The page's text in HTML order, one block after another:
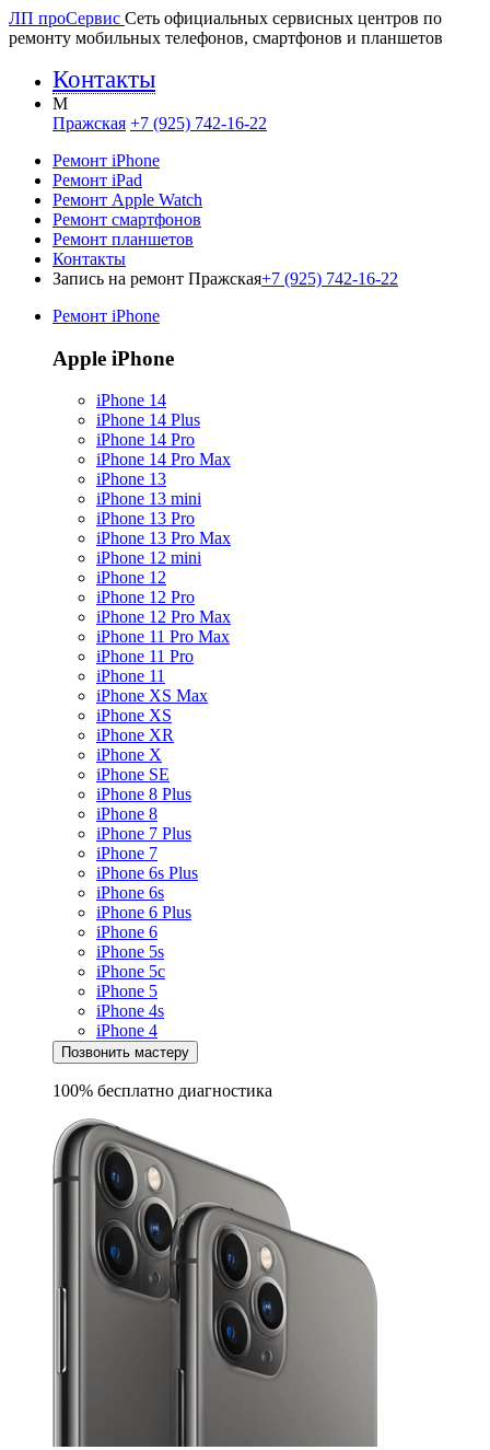
ЛП проСервис Сеть официальных сервисных центров по
ремонту мобильных телефонов, смартфонов и планшетов
Контакты
M
Пражская +7 (925) 742-16-22
Ремонт iPhone
Ремонт iPad
Ремонт Apple Watch
Ремонт смартфонов
Ремонт планшетов
Контакты
Запись на ремонт Пражская+7 (925) 742-16-22
Ремонт iPhone
Apple iPhone
iPhone 14
iPhone 14 Plus
iPhone 14 Pro
iPhone 14 Pro Max
iPhone 13
iPhone 13 mini
iPhone 13 Pro
iPhone 13 Pro Max
iPhone 12 mini
iPhone 12
iPhone 12 Pro
iPhone 12 Pro Max
iPhone 11 Pro Max
iPhone 11 Pro
iPhone 11
iPhone XS Max
iPhone XS
iPhone XR
iPhone X
iPhone SE
iPhone 8 Plus
iPhone 8
iPhone 7 Plus
iPhone 7
iPhone 6s Plus
iPhone 6s
iPhone 6 Plus
iPhone 6
iPhone 5s
iPhone 5c
iPhone 5
iPhone 4s
iPhone 4
Позвонить мастеру
100% бесплатно диагностика